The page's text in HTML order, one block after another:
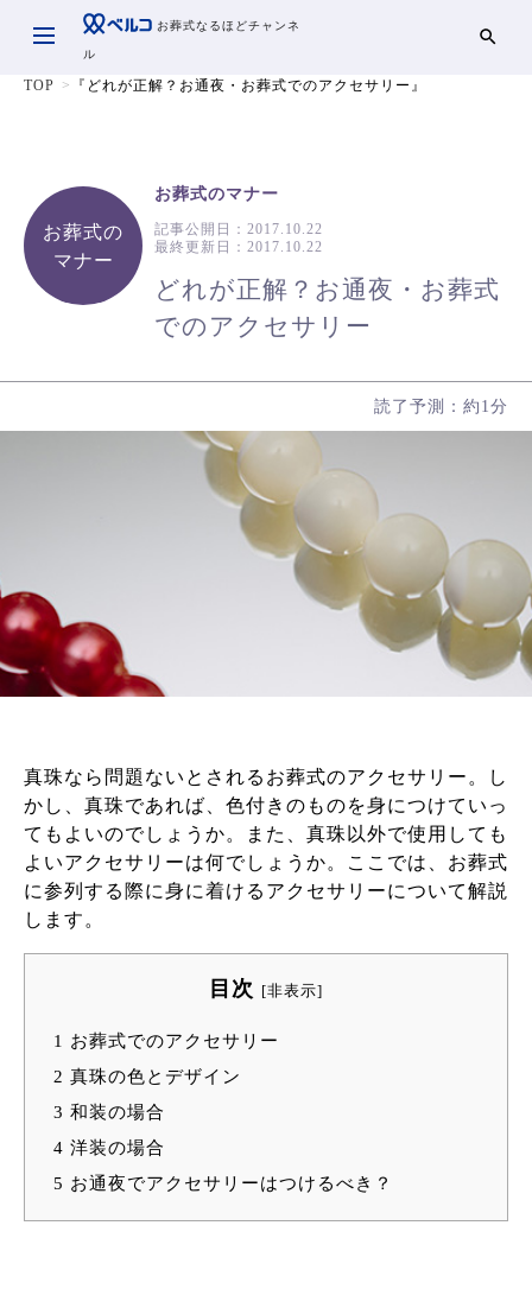
お葬式なるほどチャンネ
ル
TOP 『どれが正解？お通夜・お葬式でのアクセサリー』
お葬式の
マナー
お葬式のマナー
記事公開日： 2017.10.22
最終更新日： 2017.10.22
どれが正解？お通夜・お葬式
でのアクセサリー
読了予測：約1分
真珠なら問題ないとされるお葬式のアクセサリー。し
かし、真珠であれば、色付きのものを身につけていっ
てもよいのでしょうか。また、真珠以外で使用しても
よいアクセサリーは何でしょうか。ここでは、お葬式
に参列する際に身に着けるアクセサリーについて解説
します。
目次 [非表示]
1 お葬式でのアクセサリー
2 真珠の色とデザイン
3 和装の場合
4 洋装の場合
5 お通夜でアクセサリーはつけるべき？